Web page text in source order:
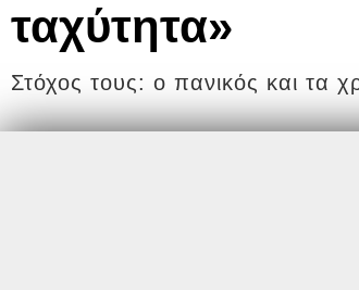
ταχύτητα»
Στόχος τους: ο πανικός και τα